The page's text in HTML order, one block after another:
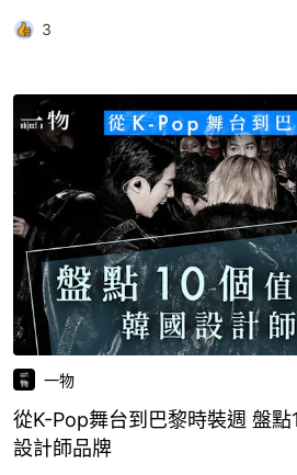
3
一物
從K-Pop舞台到巴黎時裝週 盤點
設計師品牌